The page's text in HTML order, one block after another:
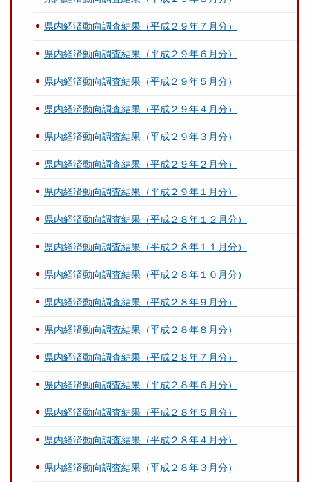
県内経済動向調査結果（平成２９年７月分）
県内経済動向調査結果（平成２９年６月分）
県内経済動向調査結果（平成２９年５月分）
県内経済動向調査結果（平成２９年４月分）
県内経済動向調査結果（平成２９年３月分）
県内経済動向調査結果（平成２９年２月分）
県内経済動向調査結果（平成２９年１月分）
県内経済動向調査結果（平成２８年１２月分）
県内経済動向調査結果（平成２８年１１月分）
県内経済動向調査結果（平成２８年１０月分）
県内経済動向調査結果（平成２８年９月分）
県内経済動向調査結果（平成２８年８月分）
県内経済動向調査結果（平成２８年７月分）
県内経済動向調査結果（平成２８年６月分）
県内経済動向調査結果（平成２８年５月分）
県内経済動向調査結果（平成２８年４月分）
県内経済動向調査結果（平成２８年３月分）